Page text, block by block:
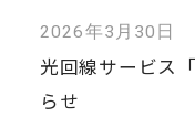
2026年3月30日
光回線サービス
らせ